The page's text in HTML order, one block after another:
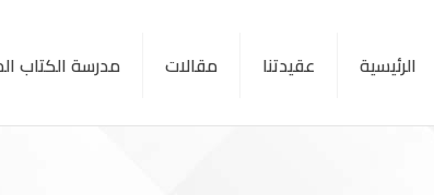
الرئيسية عقيدتنا مقالات مدرسة الكتاب